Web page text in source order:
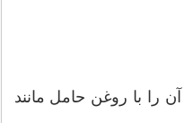
را با روغن حامل مانند